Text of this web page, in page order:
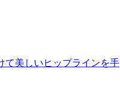
て美しいヒップラインを手